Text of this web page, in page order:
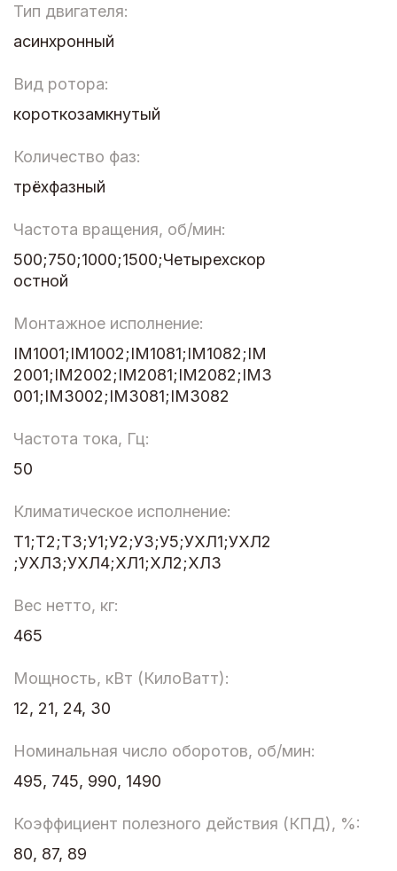
Тип двигателя:
асинхронный
Вид ротора:
короткозамкнутый
Количество фаз:
трёхфазный
Частота вращения, об/мин:
500;750;1000;1500;Четырехскор
остной
Монтажное исполнение:
IM1001;IM1002;IM1081;IM1082;IM
2001;IM2002;IM2081;IM2082;IM3
001;IM3002;IM3081;IM3082
Частота тока, Гц:
50
Климатическое исполнение:
Т1;Т2;Т3;У1;У2;У3;У5;УХЛ1;УХЛ2
;УХЛ3;УХЛ4;ХЛ1;ХЛ2;ХЛ3
Вес нетто, кг:
465
Мощность, кВт (КилоВатт):
12, 21, 24, 30
Номинальная число оборотов, об/мин:
495, 745, 990, 1490
Коэффициент полезного действия (КПД), %:
80, 87, 89